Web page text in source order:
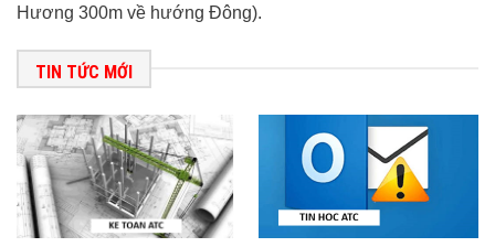
Hương 300m về hướng Đông).
TIN TỨC MỚI